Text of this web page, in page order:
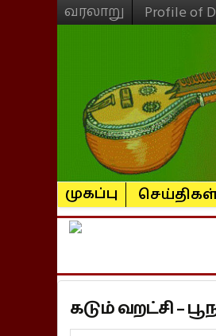
வரலாறு Profile of
முகப்பு
கடும் வறட்சி –